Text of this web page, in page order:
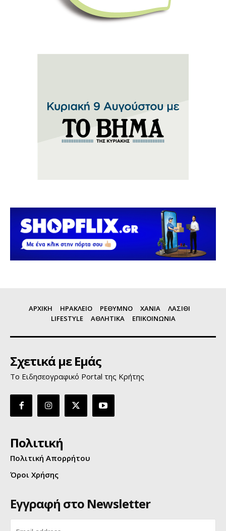
ΑΡΧΙΚΗ ΗΡΑΚΛΕΙΟ ΡΕΘΥΜΝΟ ΧΑΝΙΑ
ΛΑΣΙΘΙ
LIFESTYLE
ΑΘΛΗΤΙΚΑ ΕΠΙΚΟΙΝΩΝΙΑ
Σχετικά με Εμάς
Το Ειδησεογραφικό Portal της Κρήτης
Πολιτική
Πολιτική Απορρήτου
Όροι Χρήσης
Εγγραφή στο Newsletter